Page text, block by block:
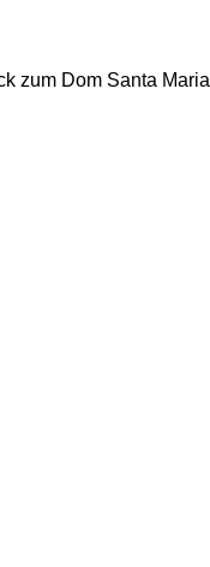
zum Dom Santa Maria